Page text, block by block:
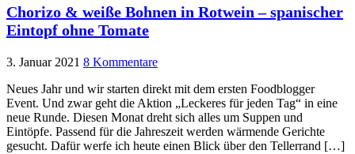
Chorizo & weiße Bohnen in Rotwein – spanischer
Eintopf ohne Tomate
3. Januar 2021 8 Kommentare
Neues Jahr und wir starten direkt mit dem ersten Foodblogger
Event. Und zwar geht die Aktion „Leckeres für jeden Tag“ in eine
neue Runde. Diesen Monat dreht sich alles um Suppen und
Eintöpfe. Passend für die Jahreszeit werden wärmende Gerichte
gesucht. Dafür werfe ich heute einen Blick über den Tellerrand […]